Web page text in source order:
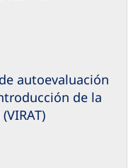
autoevaluación
de la